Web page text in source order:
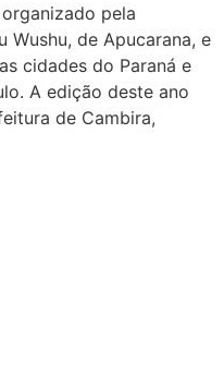
pela
Wushu, de Apucarana, e
cidades do Paraná e
A edição deste ano
de Cambira,